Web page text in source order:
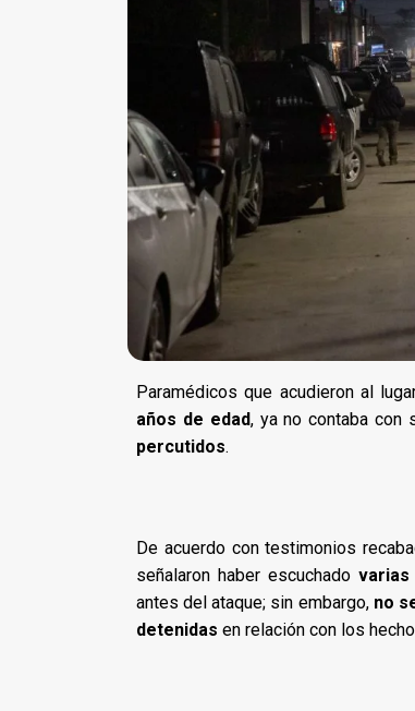
Paramédicos que acudieron al
años de edad, ya no contaba con
percutidos.
De acuerdo con testimonios
señalaron haber escuchado varias
antes del ataque; sin embargo, no
detenidas en relación con los